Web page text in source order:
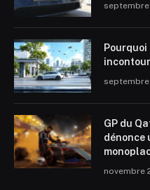
septembre
septembre
GP du
dénonce
novembre